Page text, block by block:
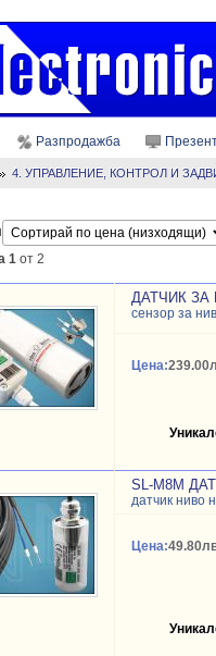
Разпродажба
4. УПРАВЛЕНИЕ, КОНТРОЛ И
1 от 2
ДАТЧИК ЗА
сензор за
Цена:
SL-M8M
датчик ниво
Цена: